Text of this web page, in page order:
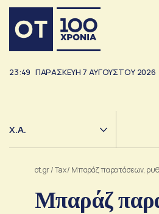
23:49 ΠΑΡΑΣΚΕΥΉ 7 ΑΥΓΟΎΣΤΟΥ 2026
Χ.Α.
ot.gr/Tax/ Μπαράζ παρατάσεων,
Μπαράζ